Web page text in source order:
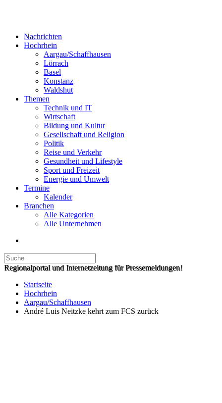
Nachrichten
Hochrhein
Aargau/Schaffhausen
Lörrach
Basel
Konstanz
Waldshut
Themen
Technik und IT
Wirtschaft
Bildung und Kultur
Gesellschaft und Religion
Politik
Reise und Verkehr
Gesundheit und Lifestyle
Sport und Freizeit
Energie und Umwelt
Termine
Kalender
Branchen
Alle Kategorien
Alle Unternehmen
Regionalportal und Internetzeitung für Pressemeldungen!
Startseite
Hochrhein
Aargau/Schaffhausen
André Luis Neitzke kehrt zum FCS zurück